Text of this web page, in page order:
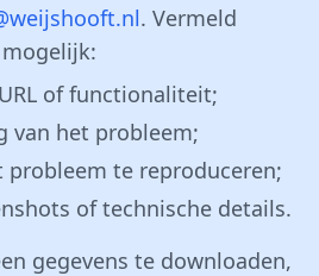
. Vermeld
of functionaliteit;
van het probleem;
probleem te reproduceren;
of technische details.
gegevens te downloaden,